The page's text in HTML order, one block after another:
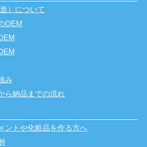
）について
OEM
み
ら納品までの流れ
ントや化粧品を作る方へ